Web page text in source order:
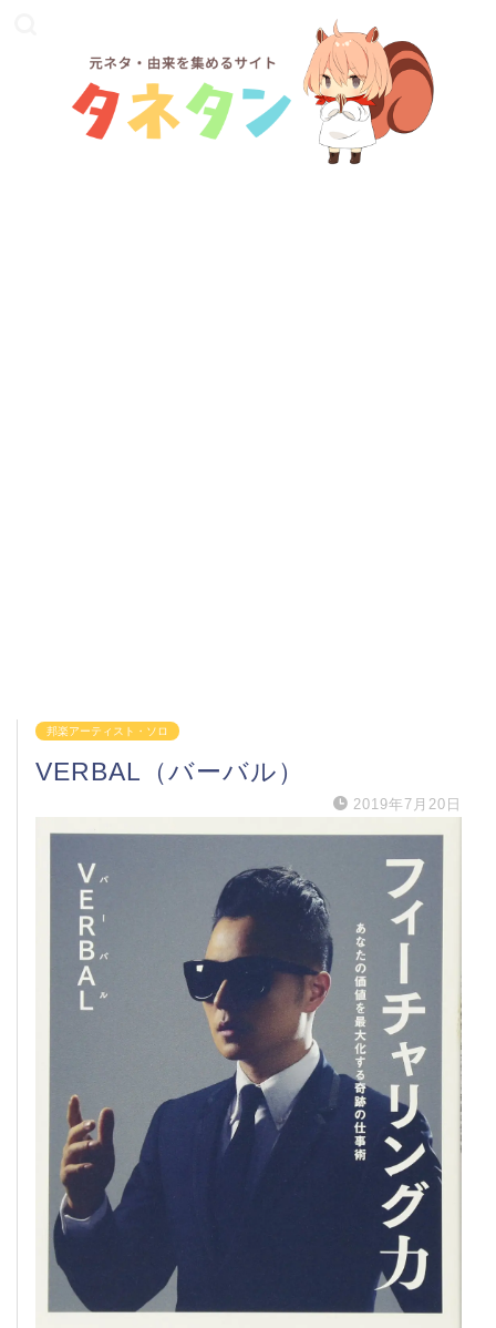
邦楽アーティスト・ソロ
VERBAL（バーバル）
2019年7月20日